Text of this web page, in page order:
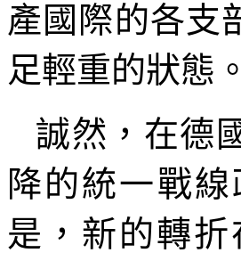
產國際的各支
足輕重的狀態。
誠然，在德
降的統一戰
是，新的轉